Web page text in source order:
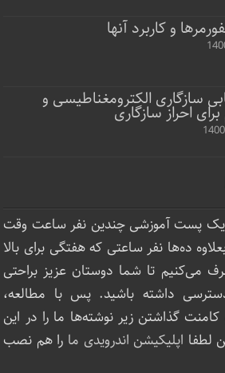
و کاربرد آنها
سازگاری الکترومغناطیسی و
احراز سازگاری
یک پست آموزشی چندین نفر ساعت‌ وقت
ده‌ها نفر ساعتی که هفتگی برای بالا
‌می‌کنیم تا شما دوستان عزیز براحتی
داشته باشید. پس با مطالعه،
گذاشتن زیر نوشته‌‌ها ما را در این
لطفا اپلیکیشن اندرویدی ما را هم نصب